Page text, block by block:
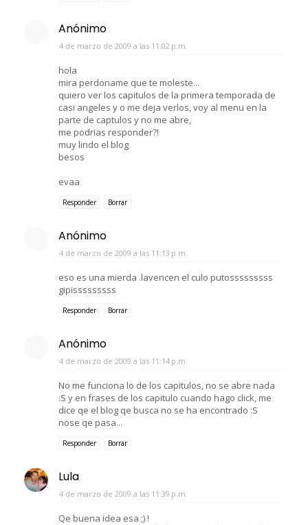
Anónimo
4 de marzo de 2009 a las 11:02 p.m.
hola
mira perdoname que te moleste...
quiero ver los capitulos de la primera temporada de
casi angeles y o me deja verlos, voy al menu en la
parte de captulos y no me abre,
me podrias responder?!
muy lindo el blog
besos
evaa
Responder Borrar
Anónimo
4 de marzo de 2009 a las 11:13 p.m.
eso es una mierda .lavencen el culo putosssssssss
gipisssssssss
Responder Borrar
Anónimo
4 de marzo de 2009 a las 11:14 p.m.
No me funciona lo de los capitulos, no se abre nada
:S y en frases de los capitulo cuando hago click, me
dice qe el blog qe busca no se ha encontrado :S
nose qe pasa...
Responder Borrar
Lula
4 de marzo de 2009 a las 11:39 p.m.
Qe buena idea esa ;) !